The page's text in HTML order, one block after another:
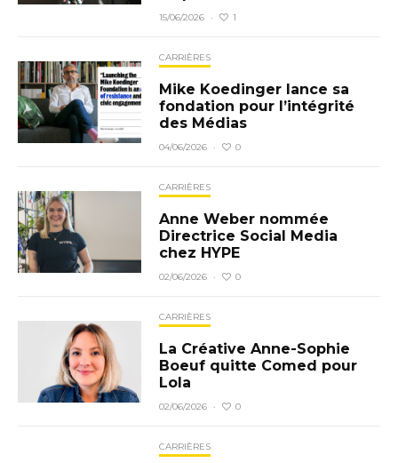
15/06/2026 · 1
CARRIÈRES
Mike Koedinger lance sa
fondation pour l’intégrité
des Médias
04/06/2026 · 0
CARRIÈRES
Anne Weber nommée
Directrice Social Media
chez HYPE
02/06/2026 · 0
CARRIÈRES
La Créative Anne-Sophie
Boeuf quitte Comed pour
Lola
02/06/2026 · 0
CARRIÈRES